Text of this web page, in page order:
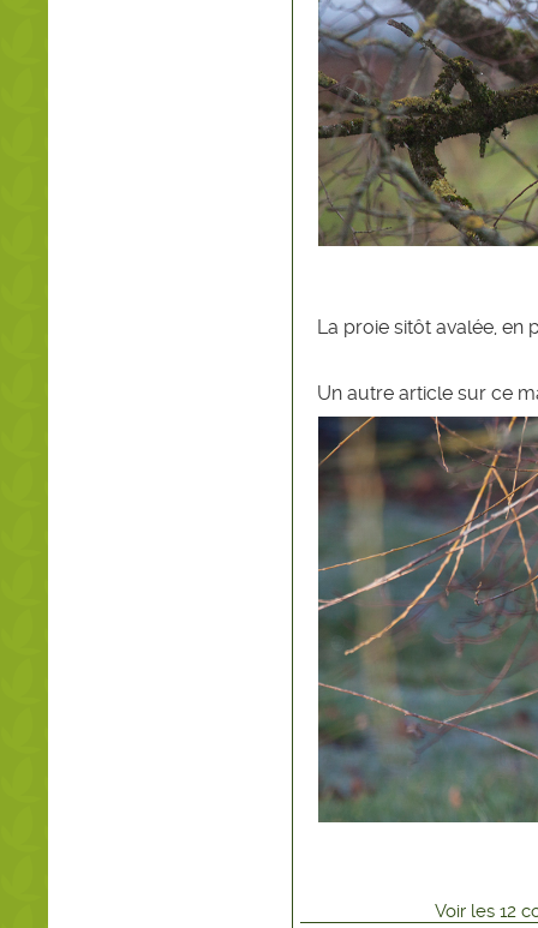
La proie sitôt avalée,
Un autre article sur ce
Voir les 12